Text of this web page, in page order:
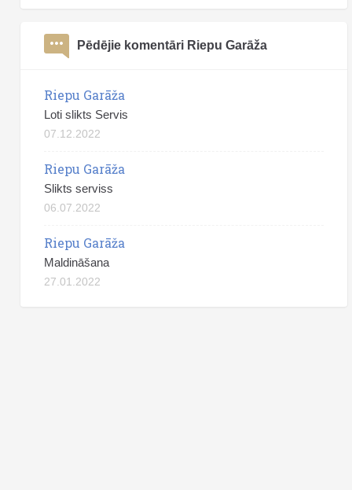
Pēdējie komentāri Riepu Garāža
Riepu Garāža
Loti slikts Servis
07.12.2022
Riepu Garāža
Slikts serviss
06.07.2022
Riepu Garāža
Maldināšana
27.01.2022